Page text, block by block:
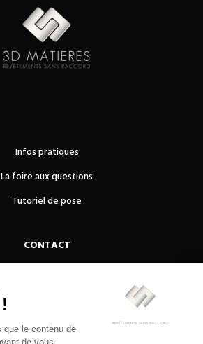
Infos pratiques
La foire aux questions
Tutoriel de pose
CONTACT
44800 Saint Herbain
02 51 78 90 37